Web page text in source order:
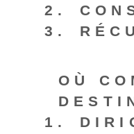
OÙ